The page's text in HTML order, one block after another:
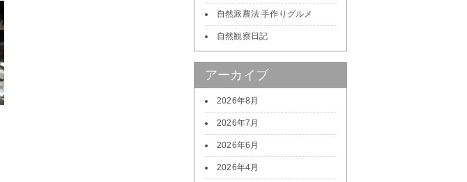
自然派農法 手作りグルメ
自然観察日記
アーカイブ
2026年8月
2026年7月
2026年6月
2026年4月